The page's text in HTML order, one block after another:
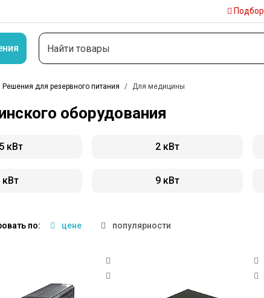
Подбор
Решения для резервного питания Для медицины
оборудования
кВт 2 кВт
кВт 9 кВт
по: цене популярности